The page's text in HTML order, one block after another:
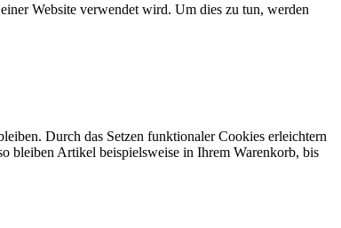
Website verwendet wird. Um dies zu tun, werden
Durch das Setzen funktionaler Cookies erleichtern
bleiben Artikel beispielsweise in Ihrem Warenkorb, bis